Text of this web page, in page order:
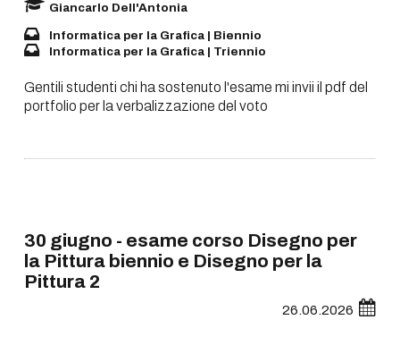
Giancarlo Dell'Antonia
Informatica per la Grafica | Biennio
Informatica per la Grafica | Triennio
Gentili studenti chi ha sostenuto l'esame mi invii il pdf del
portfolio per la verbalizzazione del voto
30 giugno - esame corso Disegno per
la Pittura biennio e Disegno per la
Pittura 2
26.06.2026